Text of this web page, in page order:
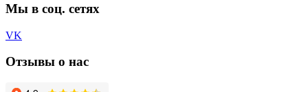
Мы в соц. сетях
VK
Отзывы о нас